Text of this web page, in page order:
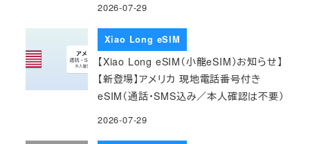
2026-07-29
Xiao Long eSIM
【Xiao Long eSIM（小龍eSIM）お知らせ】
【新登場】アメリカ 現地電話番号付き
eSIM（通話・SMS込み／本人確認は不要）
2026-07-29